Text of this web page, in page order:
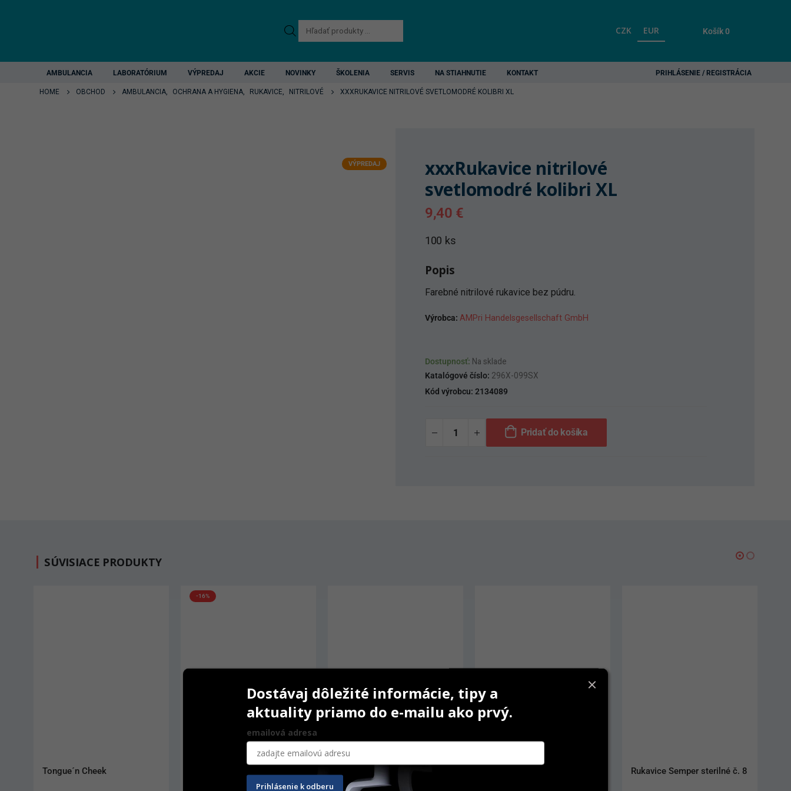
Products
search
CZK EUR Košík0
AMBULANCIA LABORATÓRIUM VÝPREDAJ AKCIE NOVINKY ŠKOLENIA SERVIS NA STIAHNUTIE KONTAKT PRIHLÁSENIE / REGISTRÁCIA
HOME OBCHOD AMBULANCIA, OCHRANA A HYGIENA, RUKAVICE, NITRILOVÉ XXXRUKAVICE NITRILOVÉ SVETLOMODRÉ KOLIBRI XL
VÝPREDAJ
xxxRukavice nitrilové
svetlomodré kolibri XL
9,40 €
100 ks
Popis
Farebné nitrilové rukavice bez púdru.
Výrobca: AMPri Handelsgesellschaft GmbH
Dostupnosť: Na sklade
Katalógové číslo: 296X-099SX
Kód výrobcu: 2134089
Pridať do košíka
SÚVISIACE PRODUKTY
Universal Cannula III Luna Gold vatové valčeky
Rukavice Medibase nitrilové
Dostávaj dôležité informácie, tipy a
aktuality priamo do e-mailu ako prvý.
emailová adresa
Prihlásenie k odberu